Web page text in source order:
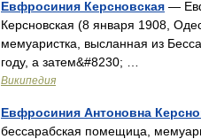
Евфросиния Керсновская —
Керсновская (8 января 1908,
мемуаристка, высланная из
году, а затем&#8230; …
Википедия
Евфросиния Антоновна
бессарабская помещица,